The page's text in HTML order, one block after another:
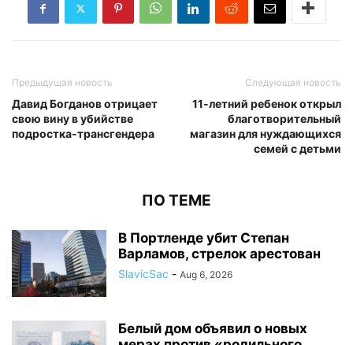
Предыдущая новость
Давид Богданов отрицает
свою вину в убийстве
подростка-трансгендера
Следующая новость
11-летний ребенок открыл
благотворительный
магазин для нуждающихся
семей с детьми
ПО ТЕМЕ
В Портленде убит Степан
Варламов, стрелок арестован
SlavicSac - Aug 6, 2026
Белый дом объявил о новых